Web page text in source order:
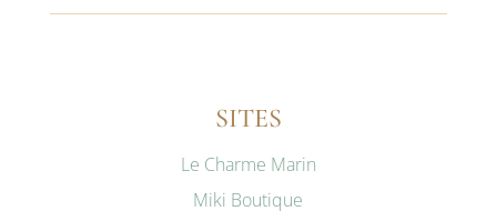
SITES
Le Charme Marin
Miki Boutique